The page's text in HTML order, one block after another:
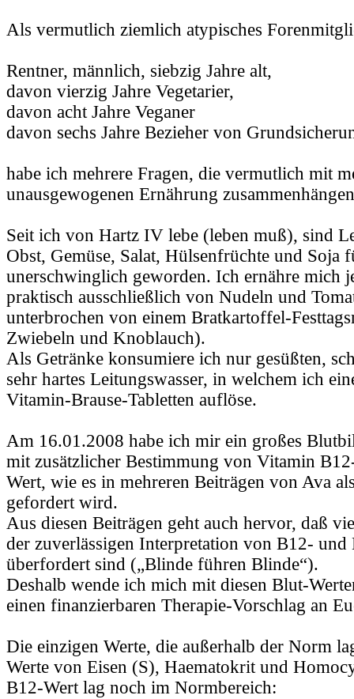
Als vermutlich ziemlich atypisches
Rentner, männlich, siebzig Jahre alt,
davon vierzig Jahre Vegetarier,
davon acht Jahre Veganer
davon sechs Jahre Bezieher von
habe ich mehrere Fragen, die vermutlich mit
unausgewogenen Ernährung
Seit ich von Hartz IV lebe (leben muß), sind
Obst, Gemüse, Salat, Hülsenfrüchte und Soja
unerschwinglich geworden. Ich ernähre mich
praktisch ausschließlich von Nudeln und
unterbrochen von einem Bratkartoffel-
Zwiebeln und Knoblauch).
Als Getränke konsumiere ich nur gesüßten,
sehr hartes Leitungswasser, in welchem ich
Vitamin-Brause-Tabletten auflöse.
Am 16.01.2008 habe ich mir ein großes
mit zusätzlicher Bestimmung von Vitamin
Wert, wie es in mehreren Beiträgen von Ava
gefordert wird.
Aus diesen Beiträgen geht auch hervor, daß
der zuverlässigen Interpretation von B12-
überfordert sind („Blinde führen Blinde“).
Deshalb wende ich mich mit diesen Blut-
einen finanzierbaren Therapie-Vorschlag an
Die einzigen Werte, die außerhalb der Norm
Werte von Eisen (S), Haematokrit und
B12-Wert lag noch im Normbereich: